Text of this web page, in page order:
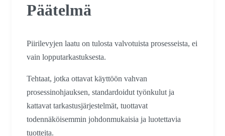
Päätelmä
Piirilevyjen laatu on tulosta valvotuista prosesseista, ei
vain lopputarkastuksesta.
Tehtaat, jotka ottavat käyttöön vahvan
prosessinohjauksen, standardoidut työnkulut ja
kattavat tarkastusjärjestelmät, tuottavat
todennäköisemmin johdonmukaisia ja luotettavia
tuotteita.